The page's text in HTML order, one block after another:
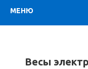
МЕНЮ
Весы